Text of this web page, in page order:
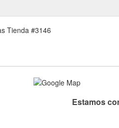
Tienda #3146
Estamos